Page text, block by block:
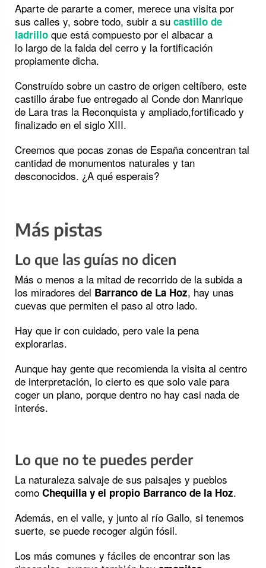
Aparte de pararte a comer, merece una visita por
sus calles y, sobre todo, subir a su castillo de
ladrillo que está compuesto por el albacar a
lo largo de la falda del cerro y la fortificación
propiamente dicha.
Construído sobre un castro de origen celtíbero, este
castillo árabe fue entregado al Conde don Manrique
de Lara tras la Reconquista y ampliado,fortificado y
finalizado en el siglo XIII.
Creemos que pocas zonas de España concentran tal
cantidad de monumentos naturales y tan
desconocidos. ¿A qué esperais?
Más pistas
Lo que las guías no dicen
Más o menos a la mitad de recorrido de la subida a
los miradores del Barranco de La Hoz, hay unas
cuevas que permiten el paso al otro lado.
Hay que ir con cuidado, pero vale la pena
explorarlas.
Aunque hay gente que recomienda la visita al centro
de interpretación, lo cierto es que solo vale para
coger un plano, porque dentro no hay casi nada de
interés.
Lo que no te puedes perder
La naturaleza salvaje de sus paisajes y pueblos
como Chequilla y el propio Barranco de la Hoz.
Además, en el valle, y junto al río Gallo, si tenemos
suerte, se puede recoger algún fósil.
Los más comunes y fáciles de encontrar son las